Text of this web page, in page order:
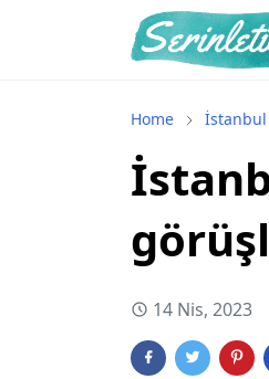
Home İstanbul
14 Nis, 2023